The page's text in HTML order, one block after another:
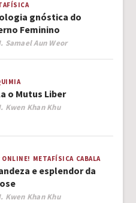
gnóstica do
Feminino
Samael Aun Weor
o Mutus Liber
Kwen Khan Khu
ONLINE! METAFÍSICA CABALA
e esplendor da
Kwen Khan Khu